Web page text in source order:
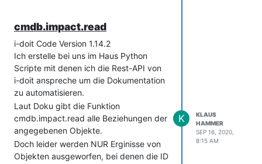
bearbeiten kann.
Die IDs der Verknpüften Objeket habe
ich nicht.
Oder gibt es eine Möglichkeit, einen
Objekttyp abzufragen, welcher Eintrag
mit einer bestimmten ID verknüpft ist?
Ich versuche mal ein Beispiel:
Ein Benutzer (Kontakt) hat einen
Notebook, 2 Monitore und einen
Drucker verknüpft.
Wenn der Benutzer sich nun an einem
cmdb.impact.read
i-doit Code Version 1.14.2
Ich erstelle bei uns im Haus Python
Scripte mit denen ich die Rest-API von
i-doit anspreche um die Dokumentation
zu automatisieren.
Laut Doku gibt die Funktion
cmdb.impact.read alle Beziehungen der
angegebenen Objekte.
Doch leider werden NUR Erginisse von
Objekten ausgeworfen, bei denen die ID
K
KLAUS
HAMMER
SEP 16, 2020,
8:15 AM